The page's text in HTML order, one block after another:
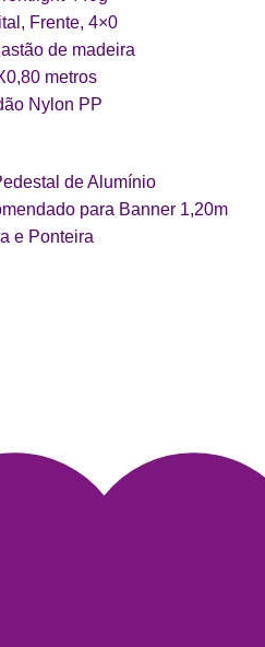
300,00.R$ 270,00.
Frente, 4×0
de madeira
metros
Nylon PP
de Alumínio
para Banner 1,20m
e Ponteira
Porta Banner com Garra e